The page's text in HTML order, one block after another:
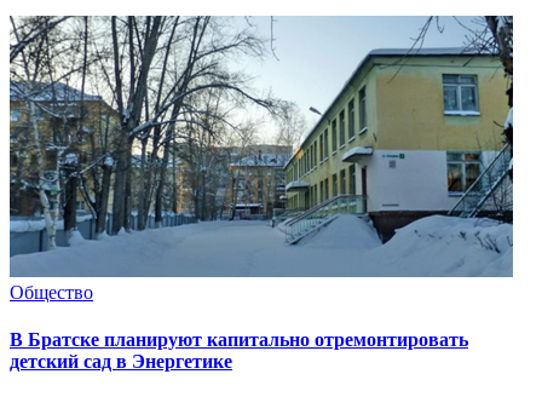
Общество
В Братске планируют капитально отремонтировать
детский сад в Энергетике